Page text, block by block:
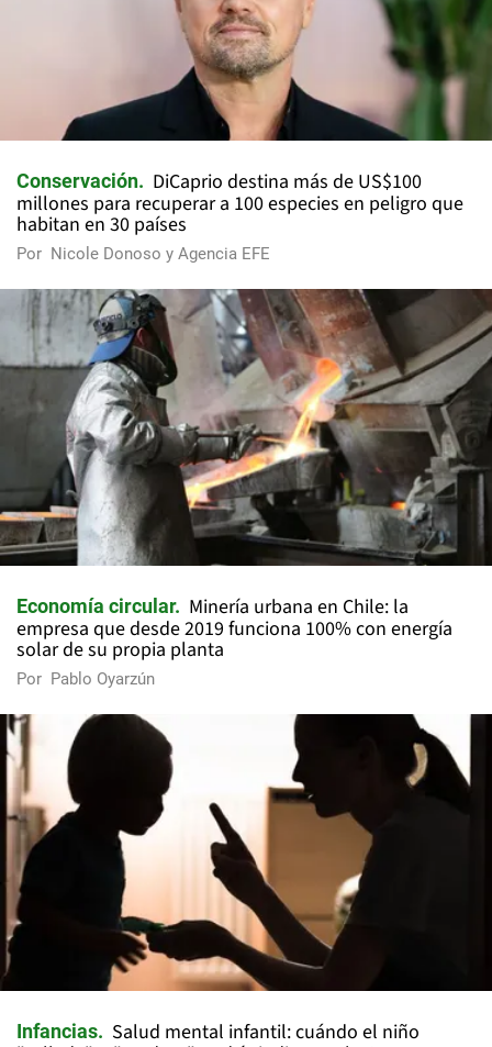
Conservación
DiCaprio destina más de US$100
millones para recuperar a 100 especies en peligro que
habitan en 30 países
Por Nicole Donoso y Agencia EFE
Economía circular
Minería urbana en Chile: la
empresa que desde 2019 funciona 100% con energía
solar de su propia planta
Por Pablo Oyarzún
Infancias
Salud mental infantil: cuándo el niño